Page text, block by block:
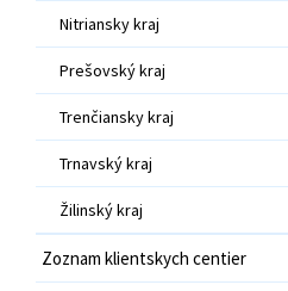
Nitriansky kraj
Prešovský kraj
Trenčiansky kraj
Trnavský kraj
Žilinský kraj
Zoznam klientskych centier